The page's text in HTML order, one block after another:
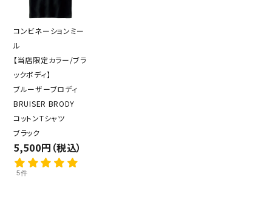
コンビネーションミー
ル
【当店限定カラー/ブラ
ックボディ】
ブルーザーブロディ
BRUISER BRODY
コットンTシャツ
ブラック
5,500円（税込）
5件